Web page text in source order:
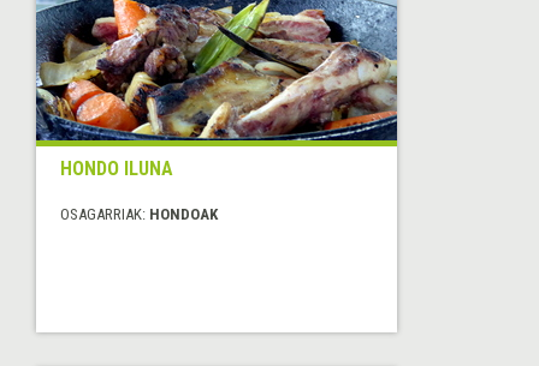
HONDO ILUNA
OSAGARRIAK: HONDOAK